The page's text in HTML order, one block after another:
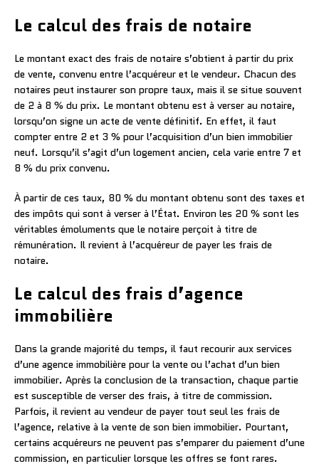
Le calcul des frais de notaire
Le montant exact des frais de notaire s’obtient à partir du prix
de vente, convenu entre l’acquéreur et le vendeur. Chacun des
notaires peut instaurer son propre taux, mais il se situe souvent
de 2 à 8 % du prix. Le montant obtenu est à verser au notaire,
lorsqu’on signe un acte de vente définitif. En effet, il faut
compter entre 2 et 3 % pour l’acquisition d’un bien immobilier
neuf. Lorsqu’il s’agit d’un logement ancien, cela varie entre 7 et
8 % du prix convenu.
À partir de ces taux, 80 % du montant obtenu sont des taxes et
des impôts qui sont à verser à l’État. Environ les 20 % sont les
véritables émoluments que le notaire perçoit à titre de
rémunération. Il revient à l’acquéreur de payer les frais de
notaire.
Le calcul des frais d’agence
immobilière
Dans la grande majorité du temps, il faut recourir aux services
d’une agence immobilière pour la vente ou l’achat d’un bien
immobilier. Après la conclusion de la transaction, chaque partie
est susceptible de verser des frais, à titre de commission.
Parfois, il revient au vendeur de payer tout seul les frais de
l’agence, relative à la vente de son bien immobilier. Pourtant,
certains acquéreurs ne peuvent pas s’emparer du paiement d’une
commission, en particulier lorsque les offres se font rares.